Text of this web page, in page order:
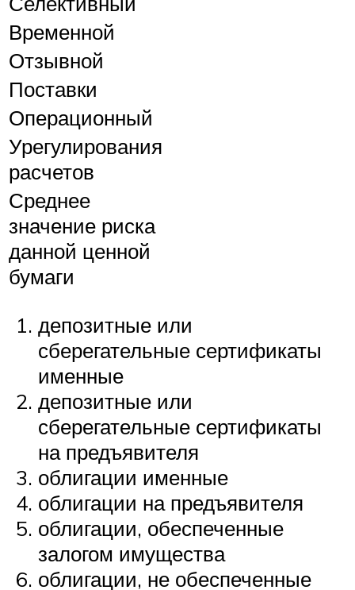
Временной
Отзывной
Поставки
Операционный
Урегулирования
расчетов
Среднее
значение риска
данной ценной
бумаги
депозитные или
сберегательные сертификаты
именные
депозитные или
сберегательные сертификаты
на предъявителя
облигации именные
облигации на предъявителя
облигации, обеспеченные
залогом имущества
облигации, не обеспеченные